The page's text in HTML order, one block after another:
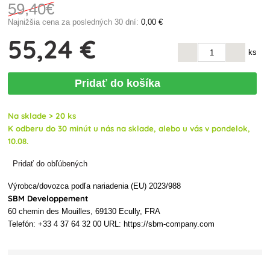
59,40€
Najnižšia cena za posledných 30 dní: 0,00 €
55,24 € ks
Pridať do košíka
Na sklade > 20 ks
K odberu do 30 minút u nás na sklade, alebo u vás v pondelok,
10.08.
Pridať do obľúbených
Výrobca/dovozca podľa nariadenia (EU) 2023/988
SBM Developpement
60 chemin des Mouilles, 69130 Ecully, FRA
Telefón: +33 4 37 64 32 00 URL: https://sbm-company.com